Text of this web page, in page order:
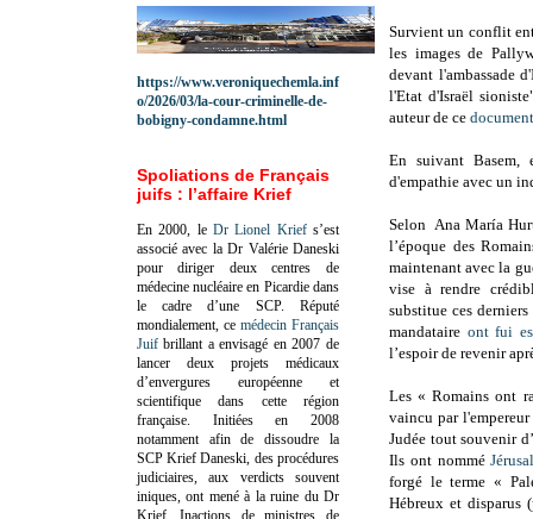
Survient un conflit
les images de
devant l'ambassade
l'Etat d'Israël
auteur de ce
En suivant Basem,
d'empathie avec un
Selon Ana María
l’époque des
maintenant avec la
vise à rendre
substitue ces
mandataire ont fui
l’espoir de revenir
Les « Romains ont
vaincu par
Judée tout souvenir
Ils ont nommé
forgé le terme «
Hébreux et disparus
https://www.veroniquechemla.inf
o/2026/03/la-cour-criminelle-de-
bobigny-condamne.html
Spoliations de Français
juifs : l’affaire Krief
En 2000, le Dr Lionel Kriefs’est
associé avec la Dr Valérie Daneski
pour diriger deux centres de
médecine nucléaire en Picardie dans
le cadre d’une SCP. Réputé
mondialement, ce médecin Français
Juif brillant a envisagé en 2007 de
lancer deux projets médicaux
d’envergures européenne et
scientifique dans cette région
française. Initiées en 2008
notamment afin de dissoudre la
SCP Krief Daneski, des procédures
judiciaires, aux verdicts souvent
iniques, ont mené à la ruine du Dr
Krief.Inactions de ministres de